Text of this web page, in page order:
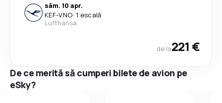
sâm. 10 apr.
KEF-VNO· 1 escală
Lufthansa
de la221 €
De ce merită să cumperi bilete de avion pe
eSky?